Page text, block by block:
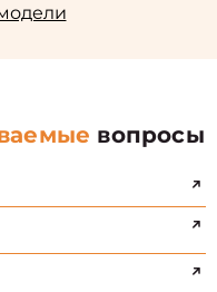
вопросы